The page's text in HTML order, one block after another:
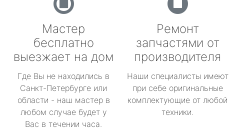
Мастер
бесплатно
выезжает на дом
Где Вы не находились в
Санкт-Петербурге или
области - наш мастер в
любом случае будет у
Вас в течении часа.
Ремонт
запчастями от
производителя
Наши специалисты имеют
при себе оригинальные
комплектующие от любой
техники.